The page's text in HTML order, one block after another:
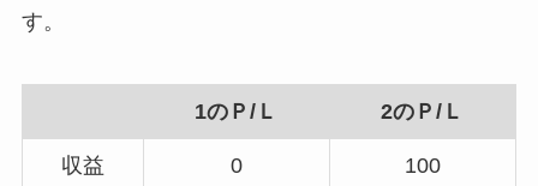
す。
1のＰ/Ｌ 2のＰ/Ｌ
収益 0 100